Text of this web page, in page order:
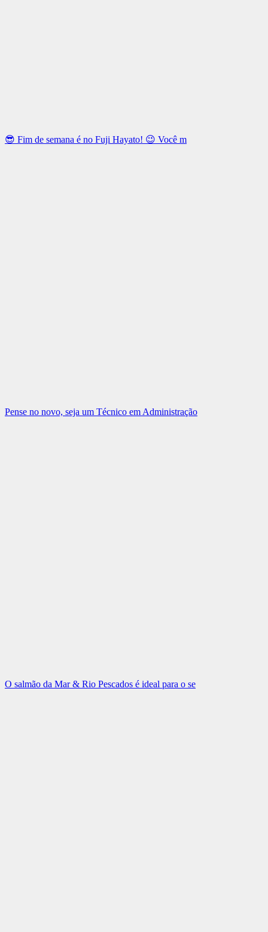
😎 Fim de semana é no Fuji Hayato! 😉 Você m
Pense no novo, seja um Técnico em Administração
O salmão da Mar & Rio Pescados é ideal para o se